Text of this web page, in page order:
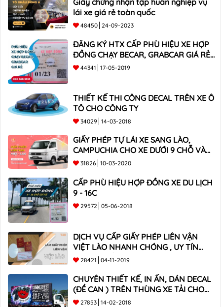
lái xe giá rẻ toàn quốc
48450 24-09-2023
ĐĂNG KÝ HTX CẤP PHÙ HIỆU XE HỢP
ĐỒNG CHẠY BECAR, GRABCAR GIÁ RẺ
NHẤT
44341 17-05-2019
THIẾT KẾ THI CÔNG DECAL TRÊN XE Ô
TÔ CHO CÔNG TY
34029 14-03-2018
GIẤY PHÉP TỰ LÁI XE SANG LÀO,
CAMPUCHIA CHO XE DƯỚI 9 CHỖ VÀ
XE BÁN TẢI
31826 10-03-2020
CẤP PHÙ HIỆU HỢP ĐỒNG XE DU LỊCH
9 - 16C
29572 05-06-2018
DỊCH VỤ CẤP GIẤY PHÉP LIÊN VẬN
VIỆT LÀO NHANH CHÓNG , UY TÍN
TOÀN QUỐC
28421 04-11-2019
CHUYÊN THIẾT KẾ, IN ẤN, DÁN DECAL
(ĐỀ CAN ) TRÊN THÙNG XE TẢI CHO
CÔNG TY
27853 14-02-2018